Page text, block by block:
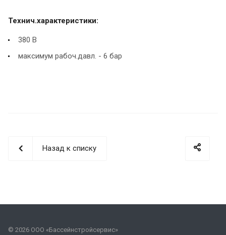
Технич.характеристики:
380 В
максимум рабоч.давл. - 6 бар
Назад к списку
© 2026 ООО «Бассейнстройсервис»